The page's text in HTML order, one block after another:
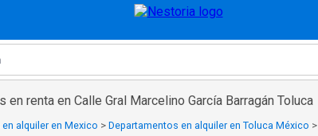
renta en Calle Gral Marcelino García Barragán Toluca
alquiler en Mexico > Departamentos en alquiler en Toluca México >